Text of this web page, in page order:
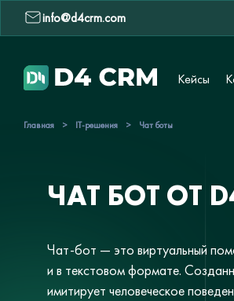
info@d4crm.com
Кейсы
Главная > IT-решения > Чат боты
ЧАТ БОТ ОТ
Чат-бот — это виртуальный
и в текстовом формате.
имитирует человеческое